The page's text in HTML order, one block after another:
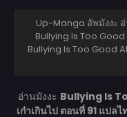
Up-Manga อัพมังงะ
Bullying Is Too Good
Bullying Is Too Good
อ่านมังงะ Bullying Is
เก๋าเกินไป ตอนที่ 91 แปลไ